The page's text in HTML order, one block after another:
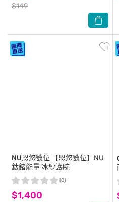
$149
NU恩悠數位 【恩悠數位】NU
鈦鍺能量 冰紗護腕
$1,400
(0)